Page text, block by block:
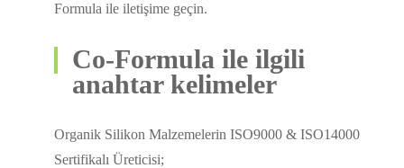
Formula ile iletişime geçin.
Co-Formula ile ilgili
anahtar kelimeler
Organik Silikon Malzemelerin ISO9000 & ISO14000
Sertifikalı Üreticisi;